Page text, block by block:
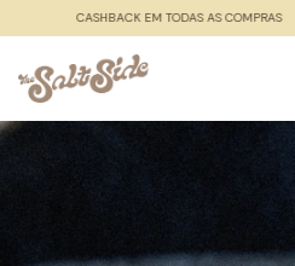
CUPOM DE PRIMEIRA COMPRA: NEWSEASTER